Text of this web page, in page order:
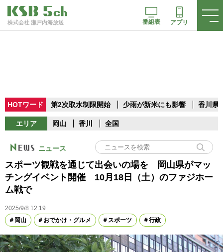
株式会社 瀬戸内海放送 番組表 アプリ
HOTワード 第2次取水制限開始 少雨が新米にも影響 香川県
エリア 岡山 香川 全国
ニュース
スポーツ観戦を通じて出会いの場を 岡山県がマッ
チングイベント開催 10月18日（土）のファジホー
ム戦で
2025/9/8 12:19
岡山
おでかけ・グルメ スポーツ 行政